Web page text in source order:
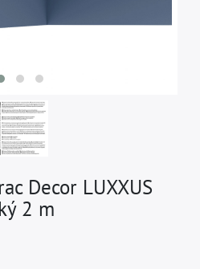
Decor LUXXUS
2 m